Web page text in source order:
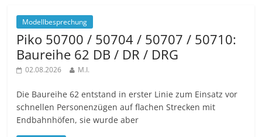
Modellbesprechung
Piko 50700 / 50704 / 50707 / 50710:
Baureihe 62 DB / DR / DRG
02.08.2026 M.I.
Die Baureihe 62 entstand in erster Linie zum Einsatz vor
schnellen Personenzügen auf flachen Strecken mit
Endbahnhöfen, sie wurde aber